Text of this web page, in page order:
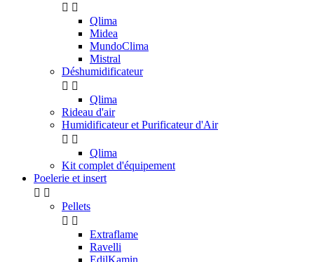
 
Qlima
Midea
MundoClima
Mistral
Déshumidificateur
 
Qlima
Rideau d'air
Humidificateur et Purificateur d'Air
 
Qlima
Kit complet d'équipement
Poelerie et insert
 
Pellets
 
Extraflame
Ravelli
EdilKamin